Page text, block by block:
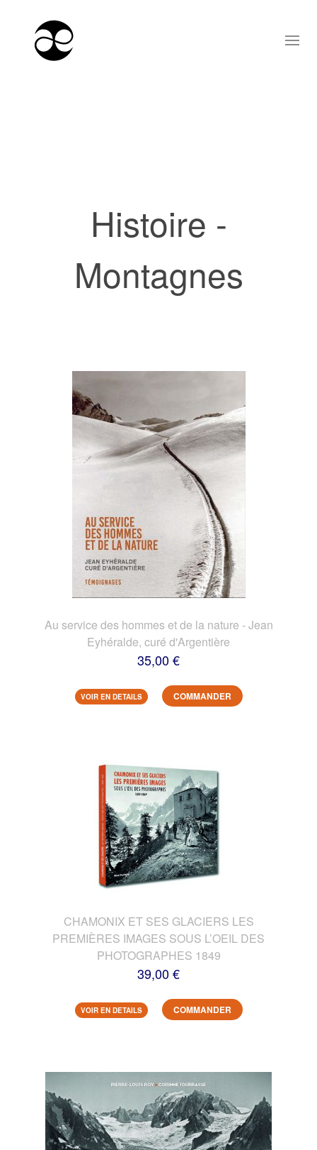
Histoire -
Montagnes
Au service des hommes et de la nature - Jean
Eyhéralde, curé d'Argentière
35,00 €
VOIR EN DETAILS COMMANDER
CHAMONIX ET SES GLACIERS LES
PREMIÈRES IMAGES SOUS L’OEIL DES
PHOTOGRAPHES 1849
39,00 €
VOIR EN DETAILS COMMANDER